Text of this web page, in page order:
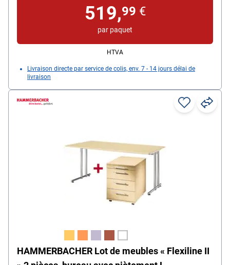
519,99 €
par paquet
HTVA
Livraison directe par service de colis, env. 7 - 14 jours délai de
livraison
HAMMERBACHER Lot de meubles « Flexiline II